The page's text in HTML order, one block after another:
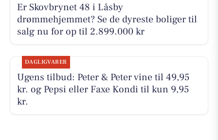
Er Skovbrynet 48 i Låsby
drømmehjemmet? Se de dyreste boliger til
salg nu for op til 2.899.000 kr
DAGLIGVARER
Ugens tilbud: Peter & Peter vine til 49,95
kr. og Pepsi eller Faxe Kondi til kun 9,95
kr.